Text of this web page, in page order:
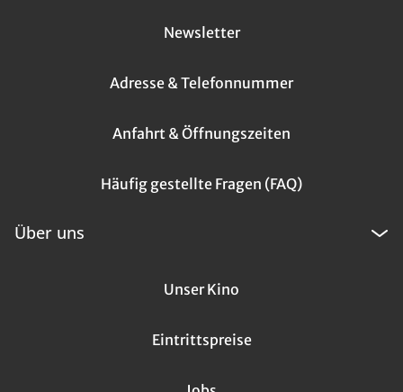
Newsletter
Adresse & Telefonnummer
Anfahrt & Öffnungszeiten
Häufig gestellte Fragen (FAQ)
Über uns
Unser Kino
Eintrittspreise